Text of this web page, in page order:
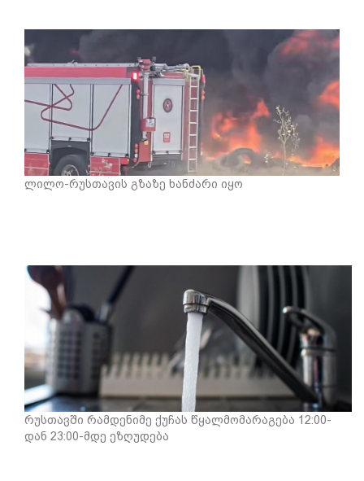
ლილო-რუსთავის გზაზე ხანძარი იყო
რუსთავში რამდენიმე ქუჩას წყალმომარაგება 12:00-
დან 23:00-მდე ეზღუდება